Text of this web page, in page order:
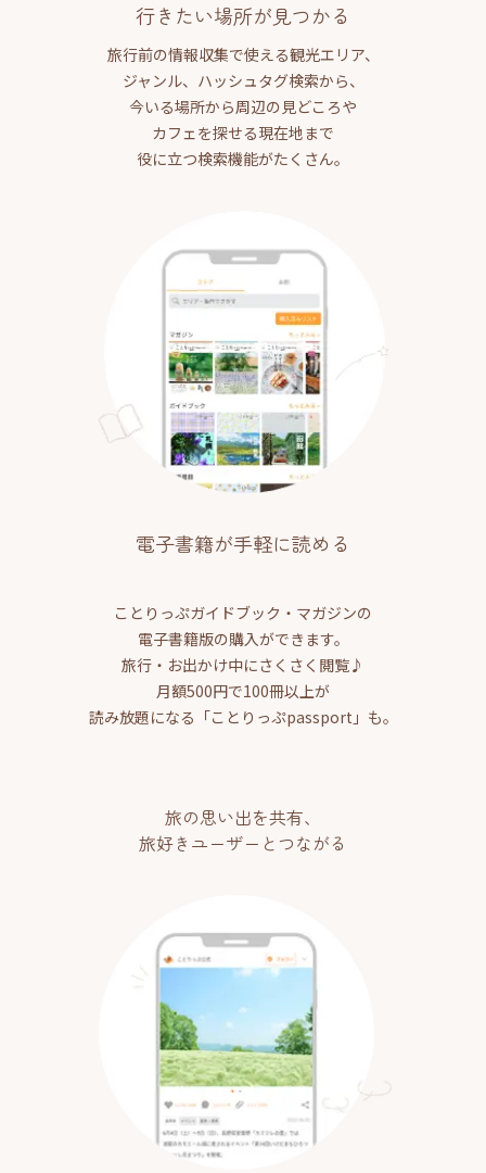
行きたい場所が見つかる
旅行前の情報収集で使える観光エリア、
ジャンル、ハッシュタグ検索から、
今いる場所から周辺の見どころや
カフェを探せる現在地まで
役に立つ検索機能がたくさん。
電子書籍が手軽に読める
ことりっぷガイドブック・マガジンの
電子書籍版の購入ができます。
旅行・お出かけ中にさくさく閲覧♪
月額500円で100冊以上が
読み放題になる「ことりっぷpassport」も。
旅の思い出を共有、
旅好きユーザーとつながる